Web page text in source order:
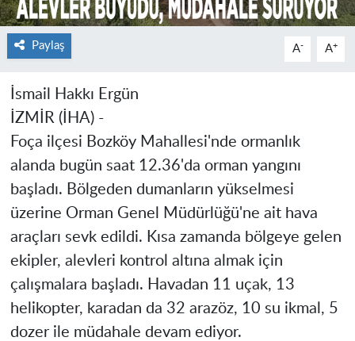
Paylaş A- A+
İsmail Hakkı Ergün
İZMİR (İHA) -
Foça ilçesi Bozköy Mahallesi'nde ormanlık
alanda bugün saat 12.36'da orman yangını
başladı. Bölgeden dumanların yükselmesi
üzerine Orman Genel Müdürlüğü'ne ait hava
araçları sevk edildi. Kısa zamanda bölgeye gelen
ekipler, alevleri kontrol altına almak için
çalışmalara başladı. Havadan 11 uçak, 13
helikopter, karadan da 32 arazöz, 10 su ikmal, 5
dozer ile müdahale devam ediyor.